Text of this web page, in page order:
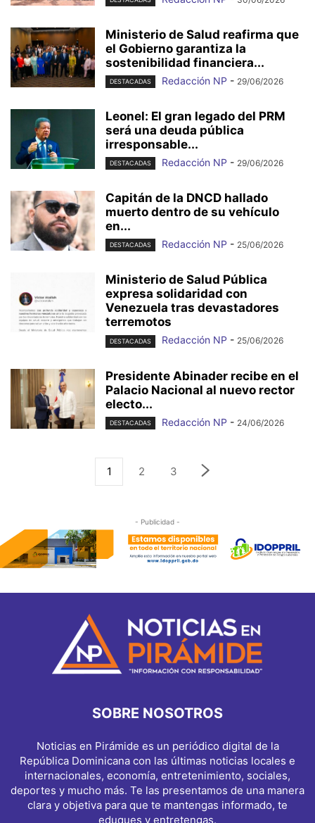
Ministerio de Salud reafirma que
el Gobierno garantiza la
sostenibilidad financiera...
DESTACADAS Redacción NP - 29/06/2026
Leonel: El gran legado del PRM
será una deuda pública
irresponsable...
DESTACADAS Redacción NP - 29/06/2026
Capitán de la DNCD hallado
muerto dentro de su vehículo
en...
DESTACADAS Redacción NP - 25/06/2026
Ministerio de Salud Pública
expresa solidaridad con
Venezuela tras devastadores
terremotos
DESTACADAS Redacción NP - 25/06/2026
Presidente Abinader recibe en el
Palacio Nacional al nuevo rector
electo...
DESTACADAS Redacción NP - 24/06/2026
1 2 3
- Publicidad -
SOBRE NOSOTROS
Noticias en Pirámide es un periódico digital de la
República Dominicana con las últimas noticias locales e
internacionales, economía, entretenimiento, sociales,
deportes y mucho más. Te las presentamos de una manera
clara y objetiva para que te mantengas informado, te
eduques y entretengas.